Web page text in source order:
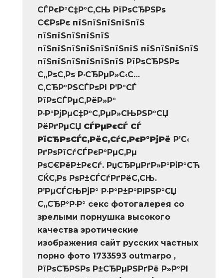
СЃРєР°С‡Р°С‚СЊ РїРѕСЂРЅРѕ
С€РѕРє пїЅпїЅпїЅпїЅпїЅ
пїЅпїЅпїЅпїЅпїЅ
пїЅпїЅпїЅпїЅпїЅпїЅпїЅ пїЅпїЅпїЅпїЅ
пїЅпїЅпїЅпїЅпїЅпїЅ РїРѕСЂРЅРѕ
С„РѕС‚Рѕ Р·СЂРµР»С‹С…
С‚СЂР°РЅСЃРѕРІ Р’Р°СЃ
РїРѕСЃРµС‚РёР»Р°
Р·Р°РјРµС‡Р°С‚РµР»СЊРЅР°СЏ
РёРґРµСЏ СЃРµРєСЃ СЃ
РїСЂРѕСЃС‚РёС‚СѓС‚РєР°РјРё Р’С‹
РґРѕРїСѓСЃРєР°РµС‚Рµ
РѕС€РёР±РєСѓ. РџСЂРµРґР»Р°РіР°СЋ
СЌС‚Рѕ РѕР±СЃСѓРґРёС‚СЊ.
Р’РµСЃСЊРјР° Р·Р°Р±Р°РІРЅР°СЏ
С„СЂР°Р·Р° секс фотогалерея со
зрелыми порнушка высокого
качества эротические
изображения сайт русских частных
порно фото 1733593 outmarpo ,
РїРѕСЂРЅРѕ Р±СЂРµРЅРґРё Р»Р°РІ